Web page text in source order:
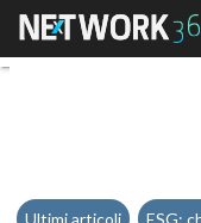
Ultimi articoli ESG: